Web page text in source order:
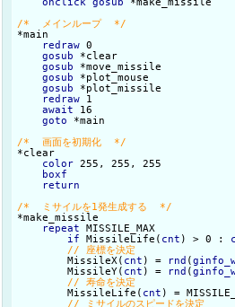
/*  メインループ  */
redraw 0
gosub
gosub
gosub
gosub
redraw 1
await
16
goto
*main
/*  画面を初期化  */
color 255, 255, 255
boxf
return
/*  ミサイルを1発生成する  */
repeat
MISSILE_MAX
if
MissileLife( cnt ) > 0 :
        MissileX(
cnt ) = rnd (
        MissileY(
cnt ) = rnd (
        MissileLife(
cnt ) =